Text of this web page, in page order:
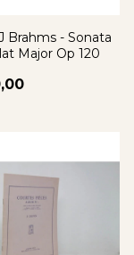
Brahms - Sonata
Major Op 120